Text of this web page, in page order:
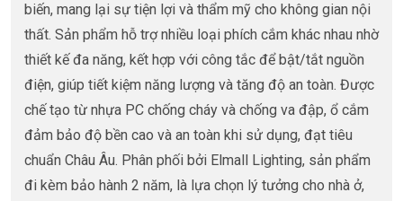
biến, mang lại sự tiện lợi và thẩm mỹ cho không gian nội
thất. Sản phẩm hỗ trợ nhiều loại phích cắm khác nhau nhờ
thiết kế đa năng, kết hợp với công tắc để bật/tắt nguồn
điện, giúp tiết kiệm năng lượng và tăng độ an toàn. Được
chế tạo từ nhựa PC chống cháy và chống va đập, ổ cắm
đảm bảo độ bền cao và an toàn khi sử dụng, đạt tiêu
chuẩn Châu Âu. Phân phối bởi Elmall Lighting, sản phẩm
đi kèm bảo hành 2 năm, là lựa chọn lý tưởng cho nhà ở,